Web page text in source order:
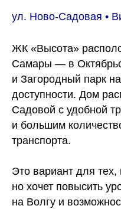
ул. Ново-Садовая •
ЖК «Высота»
Самары — в
и Загородный парк
доступности. Дом
Садовой с удобной
и большим
транспорта.
Это вариант для тех,
но хочет повысить
на Волгу и
Всего 4
квартиры
с Загородным
парком и ТЦ
МегаСити